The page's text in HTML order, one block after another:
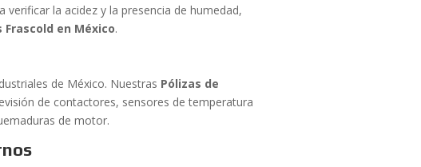
verificar la acidez y la presencia de humedad,
Frascold en México.
de México. Nuestras Pólizas de
de contactores, sensores de temperatura
de motor.